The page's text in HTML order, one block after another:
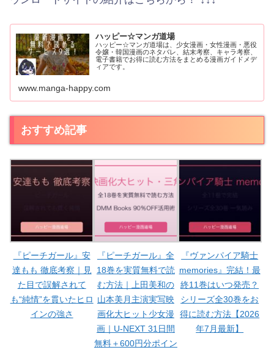
ハッピー☆マンガ道場
ハッピー☆マンガ道場は、少女漫画・女性漫画・悪役
令嬢・韓国漫画のネタバレ、結末考察、キャラ考察、
電子書籍でお得に読む方法をまとめる漫画ガイドメデ
ィアです。
www.manga-happy.com
おすすめ記事
『ピーチガール』安
達もも 徹底考察｜見
た目で誤解されて
も“純情”を貫いたヒロ
インの強さ
『ピーチガール』全
18巻を実質無料で読
む方法｜上田美和の
山本美月主演実写映
画化大ヒット少女漫
画｜U-NEXT 31日間
無料＋600円分ポイン
『ヴァンパイア騎士
memories』完結！最
終11巻はいつ発売？
シリーズ全30巻をお
得に読む方法【2026
年7月最新】